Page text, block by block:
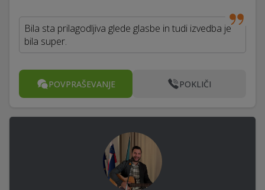
Bila sta prilagodljiva glede glasbe in tudi izvedba je
bila super.
POVPRAŠEVANJE POKLIČI